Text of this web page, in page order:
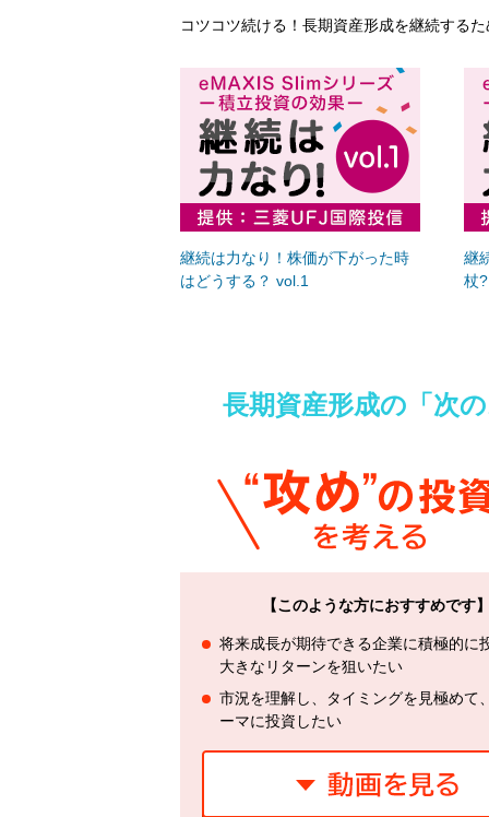
コツコツ続ける！長期資産形成を継続する
継続は力なり！株価が下がった時
はどうする？ vol.1
継
杖
長期資産形成の「次
【このような方におすすめです
将来成長が期待できる企業に積極的に
大きなリターンを狙いたい
市況を理解し、タイミングを見極めて
ーマに投資したい